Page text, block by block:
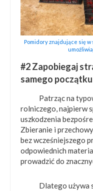
Pomidory znajdujące się
#2 Zapobiegaj
samego początku
Patrząc na
rolniczego, najpierw
uszkodzenia
Zbieranie i
bez wcześniejszego
odpowiednich
prowadzić do
Dlatego używa